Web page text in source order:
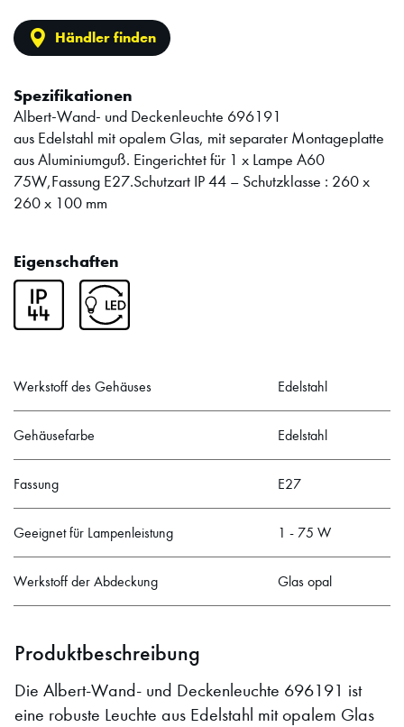
Händler finden
Spezifikationen
Albert-Wand- und Deckenleuchte 696191
aus Edelstahl mit opalem Glas, mit separater Montageplatte
aus Aluminiumguß. Eingerichtet für 1 x Lampe A60
75W,Fassung E27.Schutzart IP 44 – Schutzklasse : 260 x
260 x 100 mm
Eigenschaften
Werkstoff des Gehäuses Edelstahl
Gehäusefarbe Edelstahl
Fassung E27
Geeignet für Lampenleistung 1 - 75 W
Werkstoff der Abdeckung Glas opal
Produktbeschreibung
Die Albert-Wand- und Deckenleuchte 696191 ist
eine robuste Leuchte aus Edelstahl mit opalem Glas